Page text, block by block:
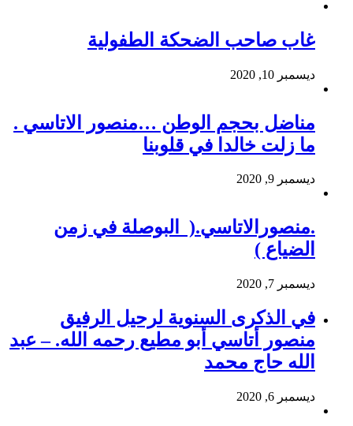
غاب صاحب الضحكة الطفولية
ديسمبر 10, 2020
مناضل بحجم الوطن …منصور الاتاسي .
ما زلت خالدا في قلوبنا
ديسمبر 9, 2020
.منصورالاتاسي.( البوصلة في زمن
الضياع )
ديسمبر 7, 2020
في الذكرى السنوية لرحيل الرفيق
منصور أتاسي أبو مطيع رحمه الله. – عبد
الله حاج محمد
ديسمبر 6, 2020